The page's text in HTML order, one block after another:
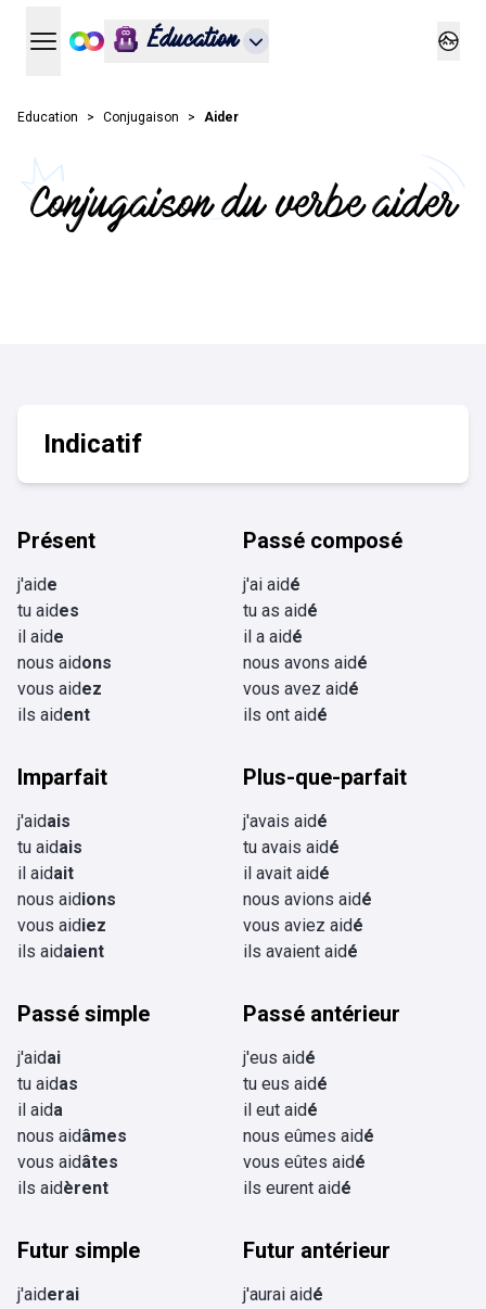
Ouvrir le menu principal
Éducation
Education Conjugaison Aider
Conjugaison du verbe aider
Indicatif
Présent
j'aide
tu aides
il aide
nous aidons
vous aidez
ils aident
Passé composé
j'ai aidé
tu as aidé
il a aidé
nous avons aidé
vous avez aidé
ils ont aidé
Imparfait
j'aidais
tu aidais
il aidait
nous aidions
vous aidiez
ils aidaient
Plus-que-parfait
j'avais aidé
tu avais aidé
il avait aidé
nous avions aidé
vous aviez aidé
ils avaient aidé
Passé simple
j'aidai
tu aidas
il aida
nous aidâmes
vous aidâtes
ils aidèrent
Passé antérieur
j'eus aidé
tu eus aidé
il eut aidé
nous eûmes aidé
vous eûtes aidé
ils eurent aidé
Futur simple
j'aiderai
Futur antérieur
j'aurai aidé